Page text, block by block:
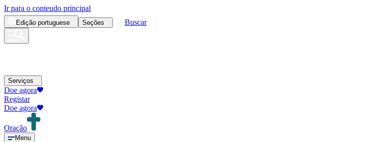
Ir para o conteudo principal
Edição portuguese Seções Buscar
Serviços
Doe agora
Registar
Doe agora
Oração
Menu